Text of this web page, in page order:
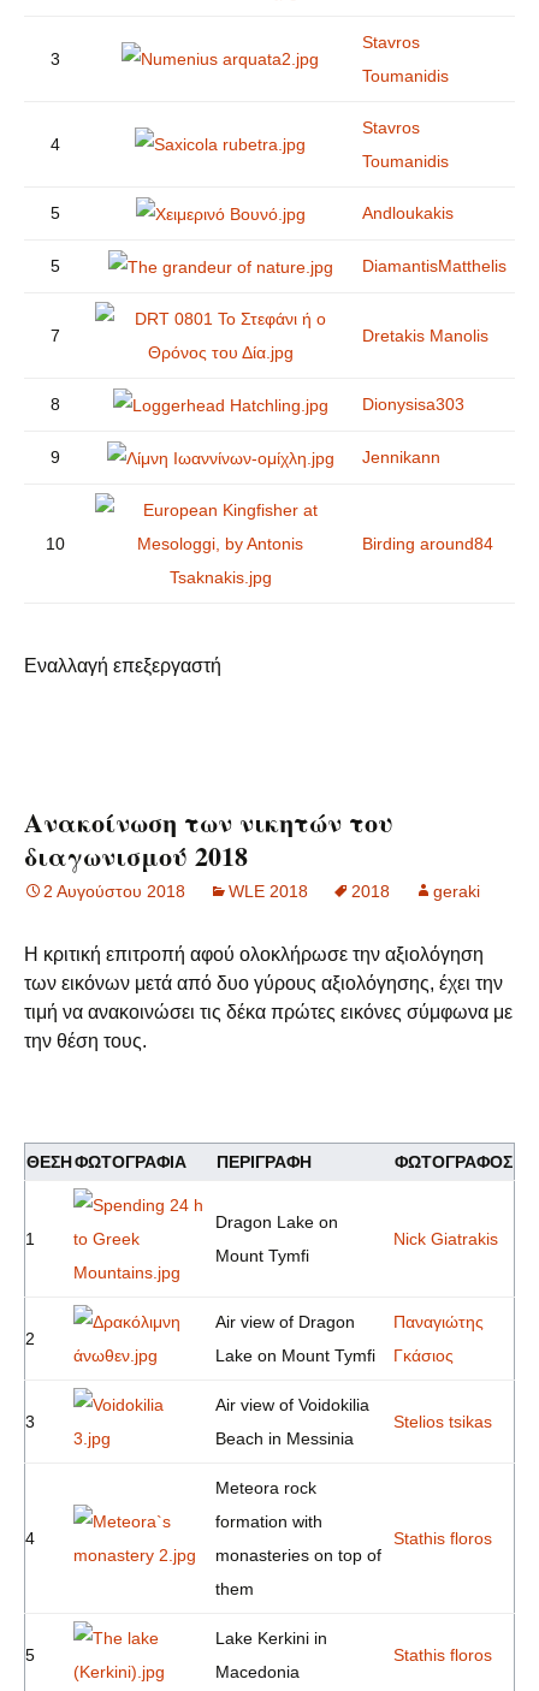
3
Stavros
Toumanidis
4
Stavros
Toumanidis
5 Andloukakis
5 DiamantisMatthelis
7 Dretakis Manolis
8 Dionysisa303
9 Jennikann
10 Birding around84
Εναλλαγή επεξεργαστή
Ανακοίνωση των νικητών του
διαγωνισμού 2018
2 Αυγούστου 2018 WLE 2018 2018 geraki
Η κριτική επιτροπή αφού ολοκλήρωσε την αξιολόγηση
των εικόνων μετά από δυο γύρους αξιολόγησης, έχει την
τιμή να ανακοινώσει τις δέκα πρώτες εικόνες σύμφωνα με
την θέση τους.
ΘΈΣΗΦΩΤΟΓΡΑΦΊΑ ΠΕΡΙΓΡΑΦΉ ΦΩΤΟΓΡΆΦΟΣ
1
Dragon Lake on
Mount Tymfi
Nick Giatrakis
2
Air view of Dragon
Lake on Mount Tymfi
Παναγιώτης
Γκάσιος
3
Air view of Voidokilia
Beach in Messinia
Stelios tsikas
4
Meteora rock
formation with
monasteries on top of
them
Stathis floros
5
Lake Kerkini in
Macedonia
Stathis floros